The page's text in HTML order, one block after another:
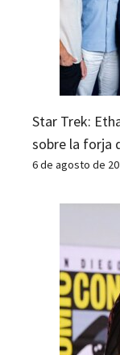
Star Trek:
sobre la forja
6 de agosto de